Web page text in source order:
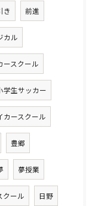
き 前進
カル
ースクール
学生サッカー
カースクール
豊郷
夢授業
クール 日野